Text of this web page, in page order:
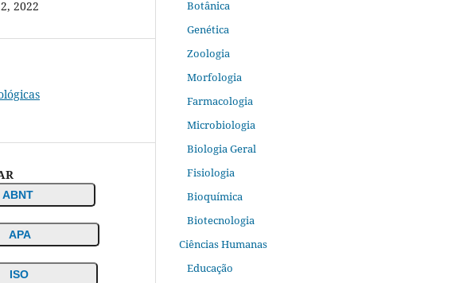
2022
ABNT
APA
ISO
Botânica
Genética
Zoologia
Morfologia
Farmacologia
Microbiologia
Biologia Geral
Fisiologia
Bioquímica
Biotecnologia
Ciências Humanas
Educação